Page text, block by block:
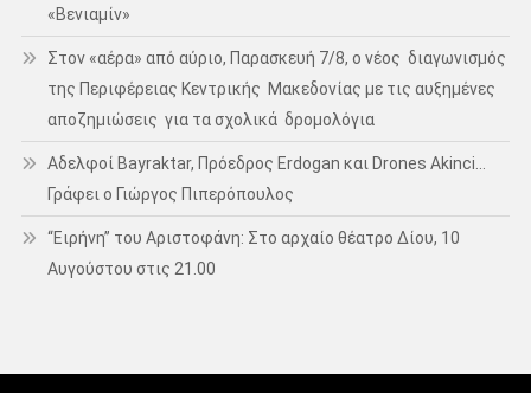
«Βενιαμίν»
Στον «αέρα» από αύριο, Παρασκευή 7/8, ο νέος διαγωνισμός
της Περιφέρειας Κεντρικής Μακεδονίας με τις αυξημένες
αποζημιώσεις για τα σχολικά δρομολόγια
Αδελφοί Bayraktar, Πρόεδρος Erdogan και Drones Akinci…
Γράφει ο Γιώργος Πιπερόπουλος
“Ειρήνη” του Αριστοφάνη: Στο αρχαίο θέατρο Δίου, 10
Αυγούστου στις 21.00